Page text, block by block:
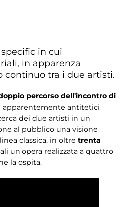
in cui
in apparenza
continuo tra i due artisti.
percorso dell'incontro di
apparentemente antitetici
dei due artisti in un
al pubblico una visione
classica, in oltre trenta
un’opera realizzata a quattro
la ospita.